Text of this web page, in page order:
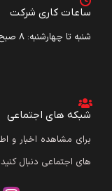
ساعات کاری شرکت
شنبه تا چهارشنبه: ۸ صبح الی 17 عصر
شبکه های اجتماعی
برای مشاهده اخبار و
های اجتماعی دنبال کنید.